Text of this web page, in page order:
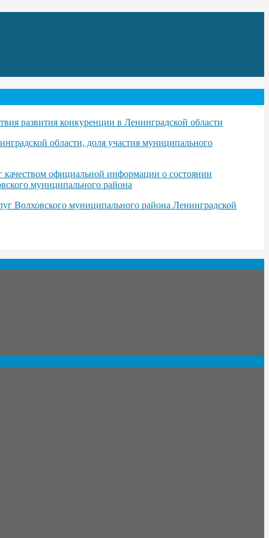
развития конкуренции в Ленинградской области
области, доля участия муниципального
качеством официальной информации о состоянии
муниципального района
Волховского муниципального района Ленинградской